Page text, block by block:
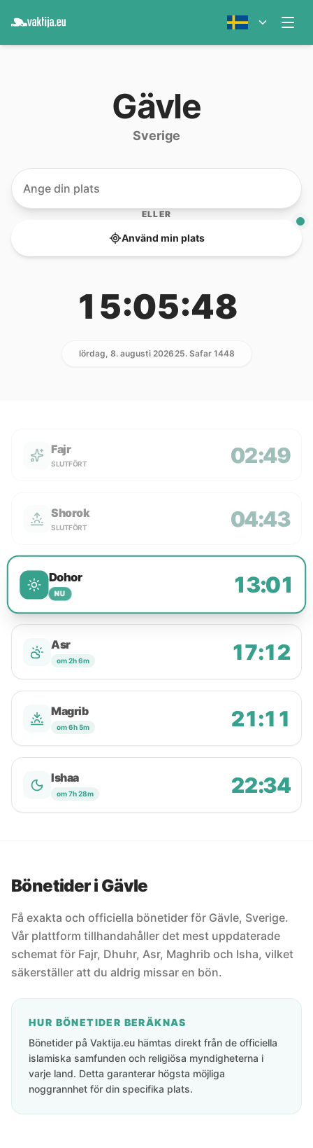
Gävle
Sverige
ELLER
Använd min plats
15:05:48
lördag, 8. augusti 202625. Safar 1448
Fajr
SLUTFÖRT 02:49
Shorok
SLUTFÖRT 04:43
Dohor
NU 13:01
Asr
om 2h 6m 17:12
Magrib
om 6h 5m 21:11
Ishaa
om 7h 28m 22:34
Bönetider i Gävle
Få exakta och officiella bönetider för Gävle, Sverige.
Vår plattform tillhandahåller det mest uppdaterade
schemat för Fajr, Dhuhr, Asr, Maghrib och Isha, vilket
säkerställer att du aldrig missar en bön.
HUR BÖNETIDER BERÄKNAS
Bönetider på Vaktija.eu hämtas direkt från de officiella
islamiska samfunden och religiösa myndigheterna i
varje land. Detta garanterar högsta möjliga
noggrannhet för din specifika plats.